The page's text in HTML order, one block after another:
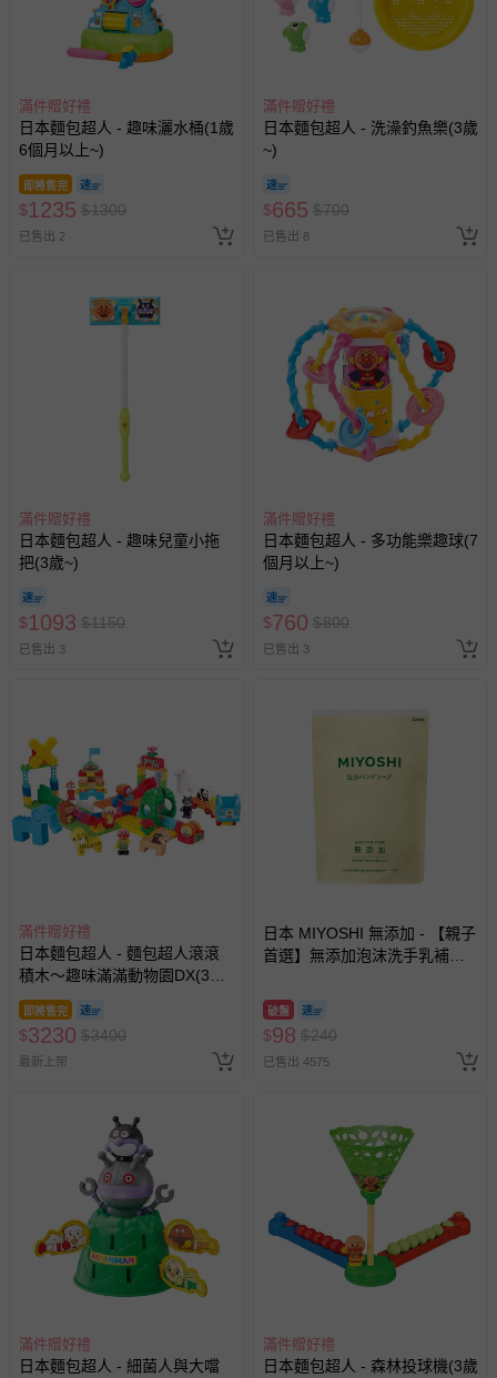
滿件贈好禮
日本麵包超人 - 趣味灑水桶(1歲
6個月以上~)
即將售完
$1235 $1300
已售出 2
滿件贈好禮
日本麵包超人 - 洗澡釣魚樂(3歲
~)
$665 $700
已售出 8
滿件贈好禮
日本麵包超人 - 趣味兒童小拖
把(3歲~)
$1093 $1150
已售出 3
滿件贈好禮
日本麵包超人 - 多功能樂趣球(7
個月以上~)
$760 $800
已售出 3
滿件贈好禮
日本麵包超人 - 麵包超人滾滾
積木～趣味滿滿動物園DX(3歲
~)
即將售完
$3230 $3400
最新上架
日本 MIYOSHI 無添加 - 【親子
首選】無添加泡沫洗手乳補充
破盤
$98 $240
已售出 4575
滿件贈好禮
日本麵包超人 - 細菌人與大噹
滿件贈好禮
日本麵包超人 - 森林投球機(3歲